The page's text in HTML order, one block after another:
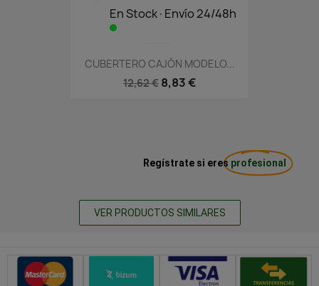
En Stock·Envío 24/48h
CUBERTERO CAJÓN MODELO...
12,62 € 8,83 €
Regístrate si eres profesional
VER PRODUCTOS SIMILARES
Métodos de pago seguros